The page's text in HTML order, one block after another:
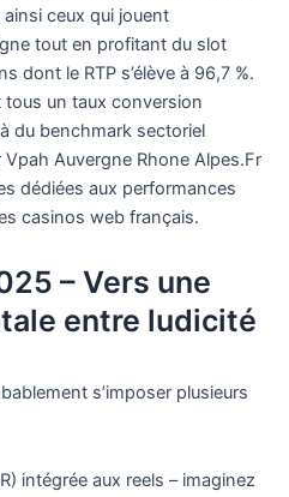
ceux qui jouent
tout en profitant du slot
dont le RTP s’élève à 96,7 %.
un taux conversion
du benchmark sectoriel
Auvergne Rhone Alpes.Fr
dédiées aux performances
casinos web français.
– Vers une
entre ludicité
s’imposer plusieurs
intégrée aux reels – imaginez